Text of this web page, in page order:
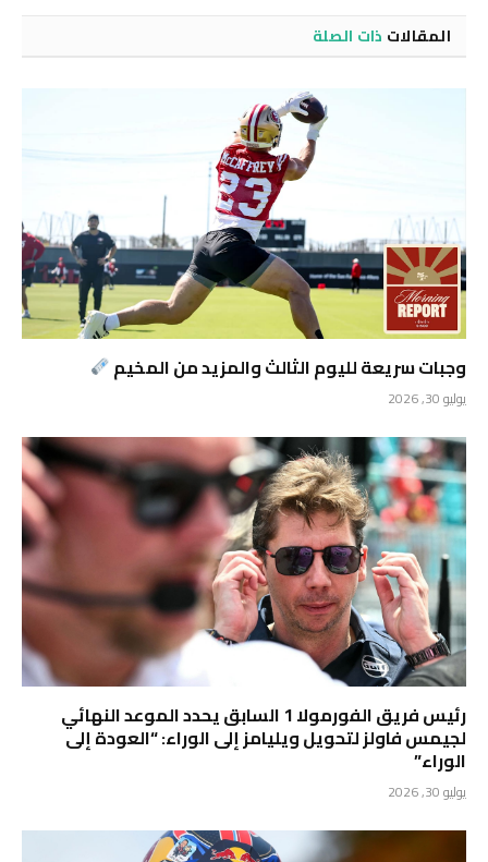
المقالات ذات الصلة
وجبات سريعة لليوم الثالث والمزيد من المخيم
يوليو 30, 2026
رئيس فريق الفورمولا 1 السابق يحدد الموعد النهائي
لجيمس فاولز لتحويل ويليامز إلى الوراء: “العودة إلى
الوراء”
يوليو 30, 2026